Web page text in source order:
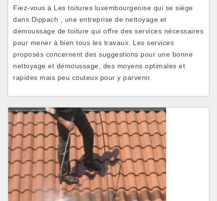
Fiez-vous à Les toitures luxembourgeoise qui se siège
dans Dippach , une entreprise de nettoyage et
démoussage de toiture qui offre des services nécessaires
pour mener à bien tous les travaux. Les services
proposés concernent des suggestions pour une bonne
nettoyage et démoussage, des moyens optimales et
rapides mais peu couteux pour y parvenir.